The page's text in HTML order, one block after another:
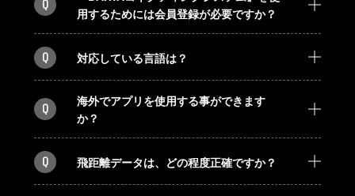
Q
用するためには会員登録が必要ですか？
Q 対応している言語は？
Q
海外でアプリを使用する事ができます
か？
Q 飛距離データは、どの程度正確ですか？